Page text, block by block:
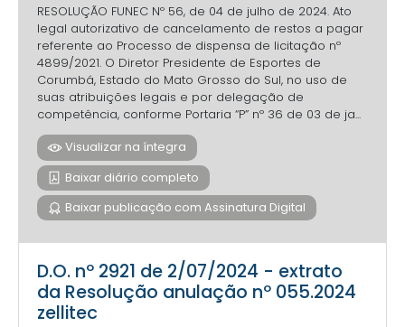
RESOLUÇÃO FUNEC Nº 56, de 04 de julho de 2024. Ato
legal autorizativo de cancelamento de restos a pagar
referente ao Processo de dispensa de licitação nº
4899/2021. O Diretor Presidente de Esportes de
Corumbá, Estado do Mato Grosso do Sul, no uso de
suas atribuições legais e por delegação de
competência, conforme Portaria “P” nº 36 de 03 de ja...
Visualizar na íntegra
Baixar diário completo
Baixar publicação com Assinatura Digital
D.O. nº 2921 de 2/07/2024 - extrato
da Resolução anulação nº 055.2024
zellitec